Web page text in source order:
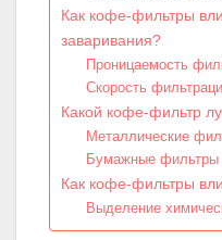
Как кофе-фильтры
заваривания?
Проницаемость
Скорость
Какой кофе-фильтр
Металлические
Бумажные фильтры
Как кофе-фильтры
Выделение